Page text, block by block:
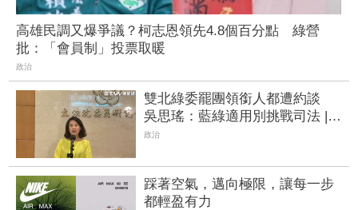
高雄民調又爆爭議？柯志恩領先4.8個百分點 綠營
批：「會員制」投票取暖
政治
雙北綠委罷團領銜人都遭約談
吳思瑤：藍綠適用別挑戰司法 |
FTNN 新聞網
政治
踩著空氣，邁向極限，讓每一步
都輕盈有力